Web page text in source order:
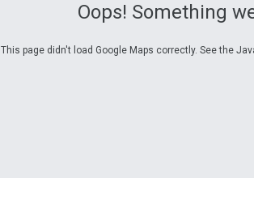
Oops! Something
This page didn't load Google Maps correctly. See the